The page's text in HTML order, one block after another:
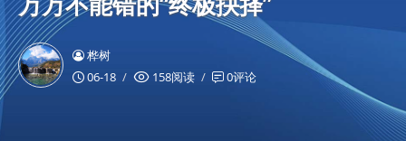
桦树
06-18
158阅读 0评论